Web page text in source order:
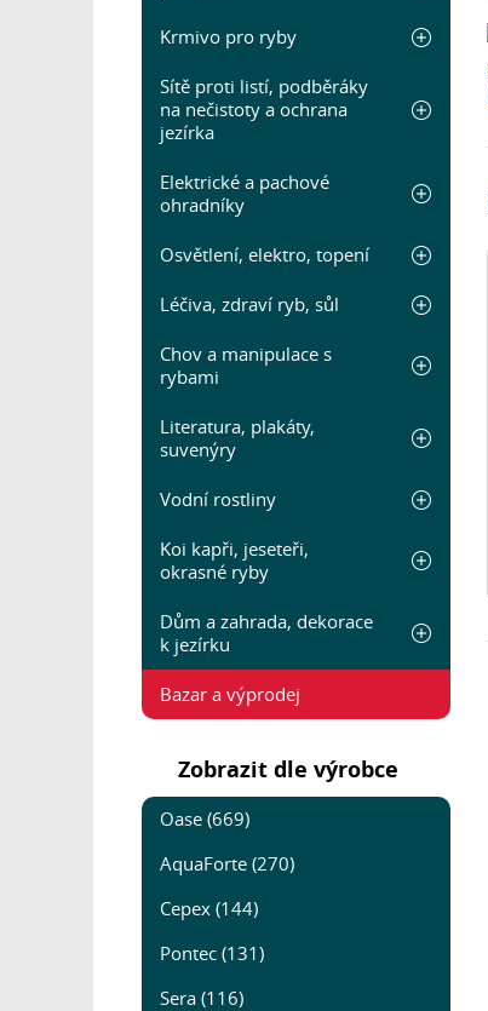
Krmivo pro ryby
Sítě proti listí, podběráky
na nečistoty a ochrana
jezírka
Elektrické a pachové
ohradníky
Osvětlení, elektro, topení
Léčiva, zdraví ryb, sůl
Chov a manipulace s
rybami
Literatura, plakáty,
suvenýry
Vodní rostliny
Koi kapři, jeseteři,
okrasné ryby
Dům a zahrada, dekorace
k jezírku
Bazar a výprodej
Zobrazit dle výrobce
Oase (669)
AquaForte (270)
Cepex (144)
Pontec (131)
Sera (116)